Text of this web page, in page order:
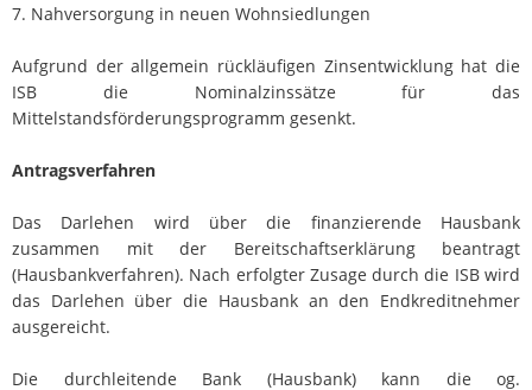
7. Nahversorgung in neuen Wohnsiedlungen
Aufgrund der allgemein rückläufigen Zinsentwicklung hat die
ISB die Nominalzinssätze für das
Mittelstandsförderungsprogramm gesenkt.
Antragsverfahren
Das Darlehen wird über die finanzierende Hausbank
zusammen mit der Bereitschaftserklärung beantragt
(Hausbankverfahren). Nach erfolgter Zusage durch die ISB wird
das Darlehen über die Hausbank an den Endkreditnehmer
ausgereicht.
Die durchleitende Bank (Hausbank) kann die og.